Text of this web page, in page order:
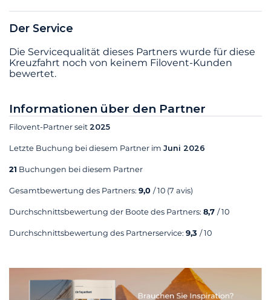
Der Service
Die Servicequalität dieses Partners wurde für diese
Kreuzfahrt noch von keinem Filovent-Kunden
bewertet.
Informationen über den Partner
Filovent-Partner seit 2025
Letzte Buchung bei diesem Partner im Juni 2026
21 Buchungen bei diesem Partner
Gesamtbewertung des Partners: 9,0 / 10 (7 avis)
Durchschnittsbewertung der Boote des Partners: 8,7 / 10
Durchschnittsbewertung des Partnerservice: 9,3 / 10